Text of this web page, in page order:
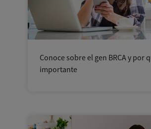
Conoce sobre el gen BRCA y por
importante